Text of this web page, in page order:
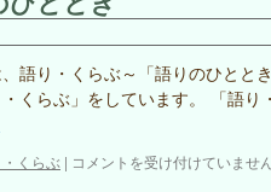
in
L.F.I
～
「第
３
語
り
、語り・くらぶ～「語りのひと
くらぶ」をしています。 「語
くらぶ | 語
コメントを受け付けていませ